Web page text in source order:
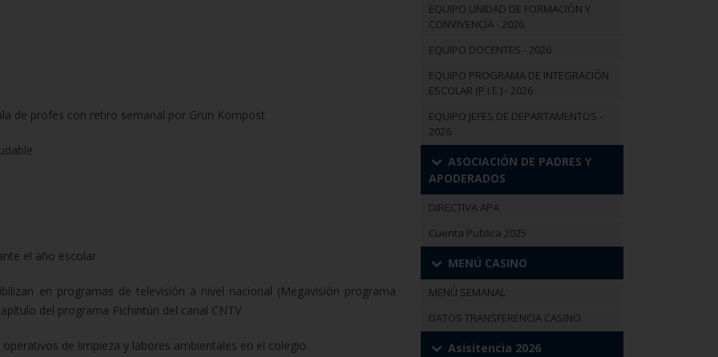
de profes con retiro semanal por Grun Kompost
el año escolar
en programas de televisión a nivel nacional (Megavisión programa
del programa Pichintún del canal CNTV
de limpieza y labores ambientales en el colegio
EQUIPO UNIDAD DE FORMACIÓN Y
CONVIVENCIA - 2026
EQUIPO DOCENTES - 2026
EQUIPO PROGRAMA DE INTEGRACIÓN
ESCOLAR (P.I.E.) - 2026
EQUIPO JEFES DE DEPARTAMENTOS -
2026
ASOCIACIÓN DE PADRES Y
APODERADOS
DIRECTIVA APA
Cuenta Publica 2025
MENÚ CASINO
MENÚ SEMANAL
DATOS TRANSFERENCIA CASINO
Asisitencia 2026